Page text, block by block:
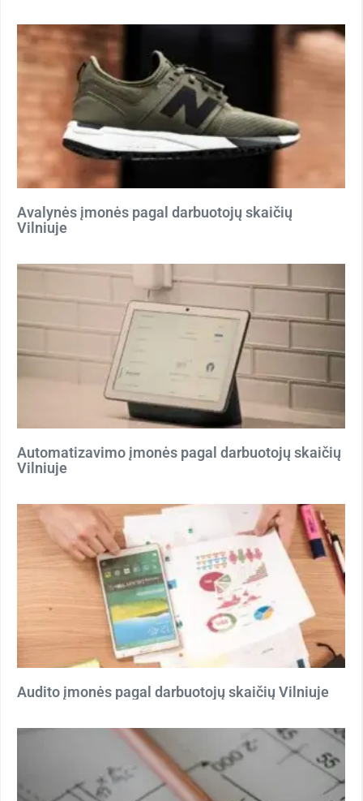
Avalynės įmonės pagal darbuotojų skaičių
Vilniuje
Automatizavimo įmonės pagal darbuotojų skaičių
Vilniuje
Audito įmonės pagal darbuotojų skaičių Vilniuje